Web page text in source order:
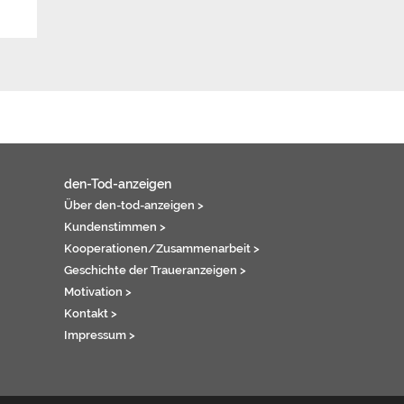
den-Tod-anzeigen
Über den-tod-anzeigen >
Kundenstimmen >
Kooperationen/Zusammenarbeit >
Geschichte der Traueranzeigen >
Motivation >
Kontakt >
Impressum >